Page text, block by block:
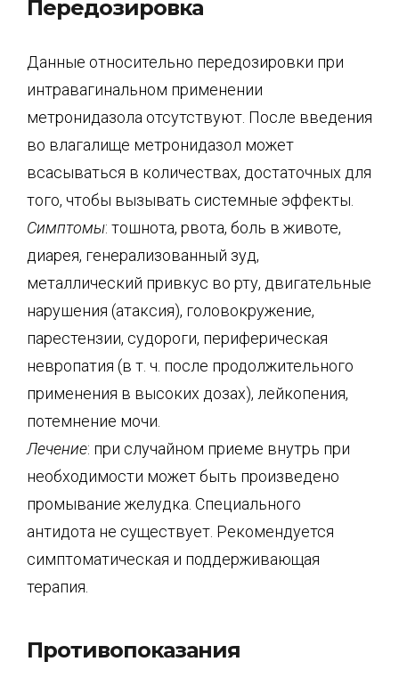
Передозировка
Данные относительно передозировки при
интравагинальном применении
метронидазола отсутствуют. После введения
во влагалище метронидазол может
всасываться в количествах, достаточных для
того, чтобы вызывать системные эффекты.
Симптомы: тошнота, рвота, боль в животе,
диарея, генерализованный зуд,
металлический привкус во рту, двигательные
нарушения (атаксия), головокружение,
парестензии, судороги, периферическая
невропатия (в т. ч. после продолжительного
применения в высоких дозах), лейкопения,
потемнение мочи.
Лечение: при случайном приеме внутрь при
необходимости может быть произведено
промывание желудка. Специального
антидота не существует. Рекомендуется
симптоматическая и поддерживающая
терапия.
Противопоказания